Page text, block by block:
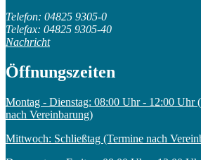
Telefon: 04825 9305-0
Telefax: 04825 9305-40
Nachricht
Öffnungszeiten
Montag - Dienstag: 08:00 Uhr - 12:00 Uhr
nach Vereinbarung)
Mittwoch: Schließtag (Termine nach